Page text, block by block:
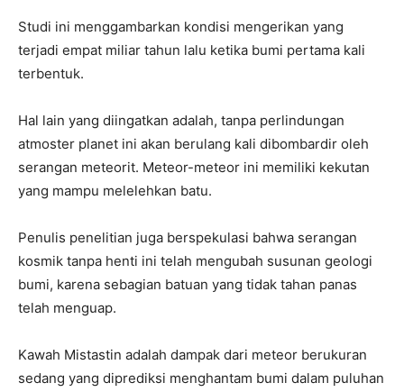
Studi ini menggambarkan kondisi mengerikan yang
terjadi empat miliar tahun lalu ketika bumi pertama kali
terbentuk.
Hal lain yang diingatkan adalah, tanpa perlindungan
atmoster planet ini akan berulang kali dibombardir oleh
serangan meteorit. Meteor-meteor ini memiliki kekutan
yang mampu melelehkan batu.
Penulis penelitian juga berspekulasi bahwa serangan
kosmik tanpa henti ini telah mengubah susunan geologi
bumi, karena sebagian batuan yang tidak tahan panas
telah menguap.
Kawah Mistastin adalah dampak dari meteor berukuran
sedang yang diprediksi menghantam bumi dalam puluhan